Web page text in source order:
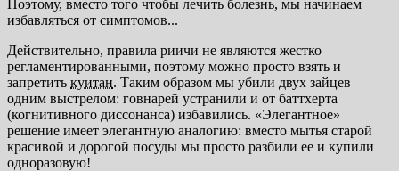
Поэтому, вместо того чтобы лечить болезнь, мы начинаем
избавляться от симптомов...
Действительно, правила риичи не являются жестко
регламентированными, поэтому можно просто взять и
запретить куитан. Таким образом мы убили двух зайцев
одним выстрелом: говнарей устранили и от баттхерта
(когнитивного диссонанса) избавились. «Элегантное»
решение имеет элегантную аналогию: вместо мытья старой
красивой и дорогой посуды мы просто разбили ее и купили
одноразовую!